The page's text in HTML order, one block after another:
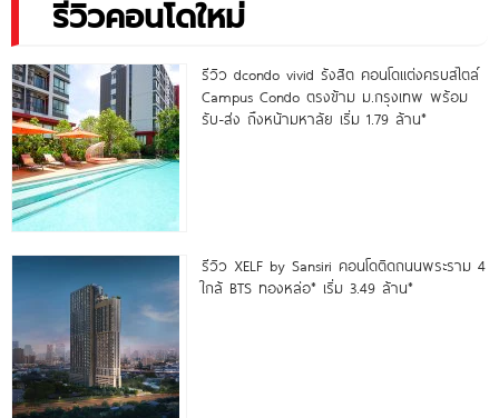
รีวิวคอนโดใหม่
รีวิว dcondo vivid รังสิต คอนโดแต่งครบสไตล์
Campus Condo ตรงข้าม ม.กรุงเทพ พร้อม
รับ-ส่ง ถึงหน้ามหาลัย เริ่ม 1.79 ล้าน*
รีวิว XELF by Sansiri คอนโดติดถนนพระราม 4
ใกล้ BTS ทองหล่อ* เริ่ม 3.49 ล้าน*